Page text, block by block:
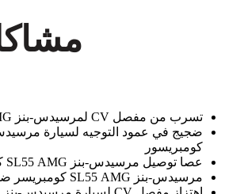
تسرب من مفصل CV لمرسيدس-بنز SL55 AMG كومبريسر
كومبريسور
عصا توصيل مرسيدس-بنز SL55 AMG كومبريسور فضفاضة
مرسيدس-بنز SL55 AMG كومبريسر ضوضاء مفصل CV